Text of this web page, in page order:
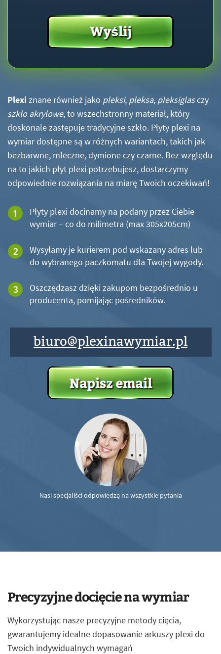
Plexi znane również jako pleksi, pleksa, pleksiglasczy
szkło akrylowe, to wszechstronny materiał, który
doskonale zastępuje tradycyjne szkło. Płyty plexi na
wymiar dostępne są w różnych wariantach, takich jak
bezbarwne, mleczne, dymione czy czarne. Bez względu
na to jakich płyt plexi potrzebujesz, dostarczymy
odpowiednie rozwiązania na miarę Twoich oczekiwań!
Płyty plexi docinamy na podany przez Ciebie
wymiar – co do milimetra (max 305x205cm)
Wysyłamy je kurierem pod wskazany adres lub
do wybranego paczkomatu dla Twojej wygody.
Oszczędzasz dzięki zakupom bezpośrednio u
producenta, pomijając pośredników.
biuro@plexinawymiar.pl
Nasi specjaliści odpowiedzą na wszystkie pytania
Precyzyjne docięcie na wymiar
Wykorzystując nasze precyzyjne metody cięcia,
gwarantujemy idealne dopasowanie arkuszy plexi do
Twoich indywidualnych wymagań